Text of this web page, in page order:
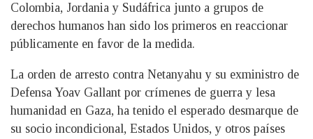
Colombia, Jordania y Sudáfrica junto a grupos de
derechos humanos han sido los primeros en reaccionar
públicamente en favor de la medida.
La orden de arresto contra Netanyahu y su exministro de
Defensa Yoav Gallant por crímenes de guerra y lesa
humanidad en Gaza, ha tenido el esperado desmarque de
su socio incondicional, Estados Unidos, y otros países